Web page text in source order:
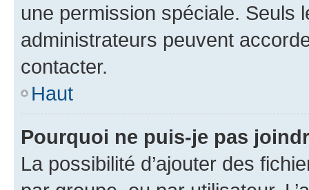
une permission spéciale. Seuls
administrateurs peuvent
contacter.
Haut
Pourquoi ne puis-je pas
La possibilité d’ajouter des